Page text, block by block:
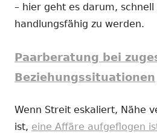
– hier geht es darum,
handlungsfähig zu werden.
Paarberatung bei
Beziehungssituationen
Wenn Streit eskaliert, Nähe
ist, eine Affäre aufgeflogen